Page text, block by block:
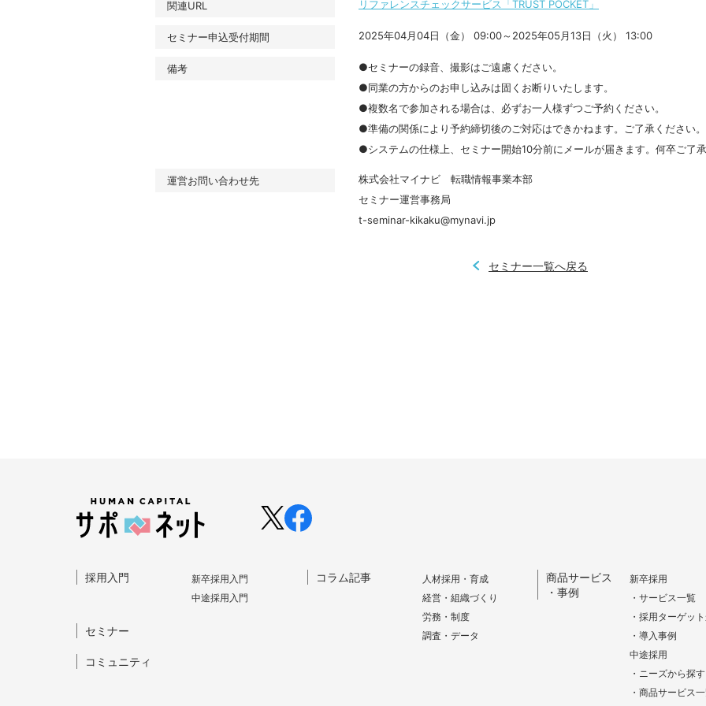
関連URL リファレンスチェックサービス「TRUST POCKET」
セミナー申込受付期間 2025年04月04日（金） 09:00～2025年05月13日（火） 13:00
備考
●セミナーの録音、撮影はご遠慮ください。
●同業の方からのお申し込みは固くお断りいたします。
●複数名で参加される場合は、必ずお一人様ずつご予約ください。
●準備の関係により予約締切後のご対応はできかねます。ご了承ください。
●システムの仕様上、セミナー開始10分前にメールが届きます。何卒ご了承
運営お問い合わせ先
株式会社マイナビ　転職情報事業本部
セミナー運営事務局
t-seminar-kikaku@mynavi.jp
セミナー一覧へ戻る
採⽤⼊⾨
新卒採⽤⼊⾨
中途採⽤⼊⾨
セミナー
コミュニティ
コラム記事
人材採用・育成
経営・組織づくり
労務・制度
調査・データ
商品サービス
・事例
新卒採用
・サービス一覧
・採用ターゲッ
・導入事例
中途採用
・ニーズから探す
・商品サービス